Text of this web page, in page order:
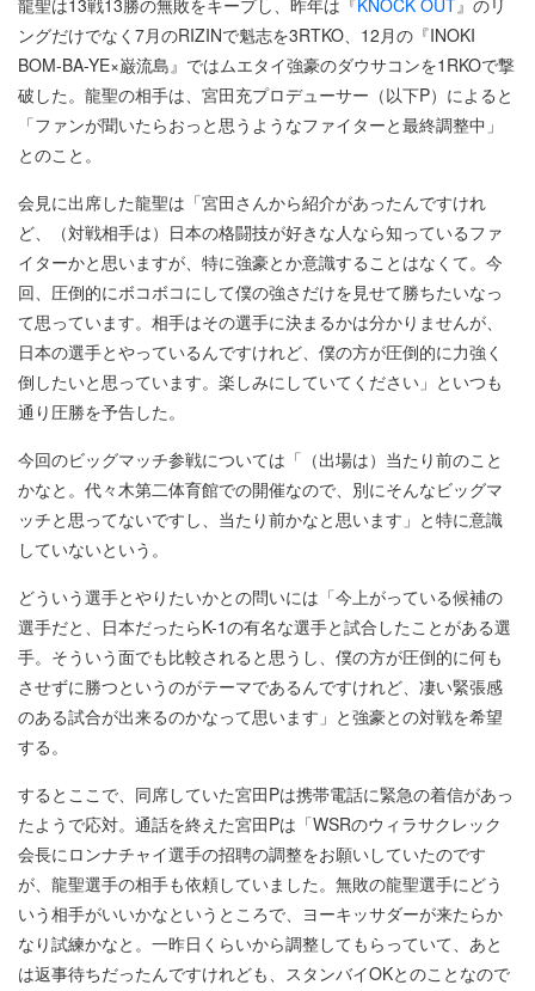
ングだけでなく7月のRIZINで魁志を3RTKO、12月の『INOKI
BOM-BA-YE×巌流島』ではムエタイ強豪のダウサコンを1RKOで撃
破した。龍聖の相手は、宮田充プロデューサー（以下P）によると
「ファンが聞いたらおっと思うようなファイターと最終調整中」
とのこと。
会見に出席した龍聖は「宮田さんから紹介があったんですけれ
ど、（対戦相手は）日本の格闘技が好きな人なら知っているファ
イターかと思いますが、特に強豪とか意識することはなくて。今
回、圧倒的にボコボコにして僕の強さだけを見せて勝ちたいなっ
て思っています。相手はその選手に決まるかは分かりませんが、
日本の選手とやっているんですけれど、僕の方が圧倒的に力強く
倒したいと思っています。楽しみにしていてください」といつも
通り圧勝を予告した。
今回のビッグマッチ参戦については「（出場は）当たり前のこと
かなと。代々木第二体育館での開催なので、別にそんなビッグマ
ッチと思ってないですし、当たり前かなと思います」と特に意識
していないという。
どういう選手とやりたいかとの問いには「今上がっている候補の
選手だと、日本だったらK-1の有名な選手と試合したことがある選
手。そういう面でも比較されると思うし、僕の方が圧倒的に何も
させずに勝つというのがテーマであるんですけれど、凄い緊張感
のある試合が出来るのかなって思います」と強豪との対戦を希望
する。
するとここで、同席していた宮田Pは携帯電話に緊急の着信があっ
たようで応対。通話を終えた宮田Pは「WSRのウィラサクレック
会長にロンナチャイ選手の招聘の調整をお願いしていたのです
が、龍聖選手の相手も依頼していました。無敗の龍聖選手にどう
いう相手がいいかなというところで、ヨーキッサダーが来たらか
なり試練かなと。一昨日くらいから調整してもらっていて、あと
は返事待ちだったんですけれども、スタンバイOKとのことなので